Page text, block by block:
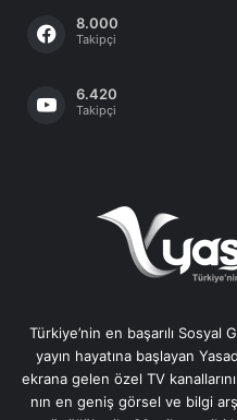
8.000
Takipçi
6.420
Takipçi
Türkiye’nin en başarılı
yayın hayatına başlayan
ekrana gelen özel TV
nın en geniş görsel ve bilgi